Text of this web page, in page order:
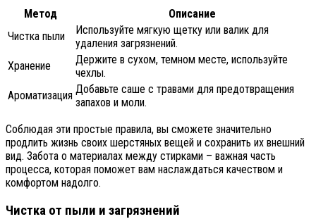
Метод
Описание
Чистка пыли
Используйте мягкую щетку или валик для
удаления загрязнений.
Хранение
Держите в сухом, темном месте, используйте
чехлы.
Ароматизация Добавьте саше с травами для предотвращения
запахов и моли.
Соблюдая эти простые правила, вы сможете значительно
продлить жизнь своих шерстяных вещей и сохранить их внешний
вид. Забота о материалах между стирками – важная часть
процесса, которая поможет вам наслаждаться качеством и
комфортом надолго.
Чистка от пыли и загрязнений